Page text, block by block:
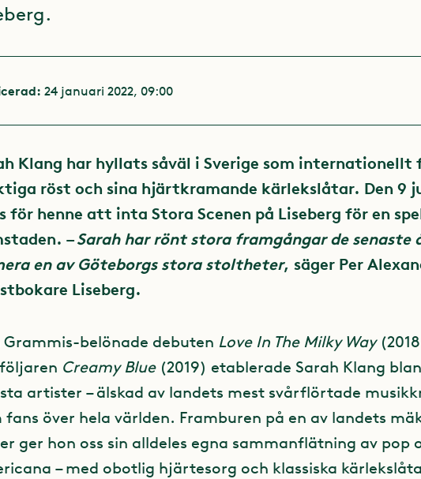
24 januari 2022, 09:00
Klang har hyllats såväl i Sverige som internationellt
röst och sina hjärtkramande kärlekslåtar. Den 9
för henne att inta Stora Scenen på Liseberg för en
–Sarah har rönt stora framgångar de senaste
en av Göteborgs stora stoltheter, säger Per
Liseberg.
Grammis-belönade debuten Love In The Milky Way
Creamy Blue(2019) etablerade Sarah Klang
artister – älskad av landets mest svårflörtade
fans över hela världen. Framburen på en av landets
ger hon oss sin alldeles egna sammanflätning av pop
– med obotlig hjärtesorg och klassiska